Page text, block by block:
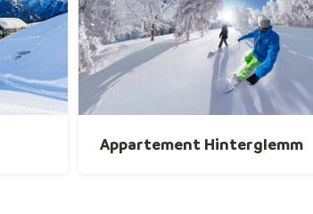
Appartement Hinterglemm